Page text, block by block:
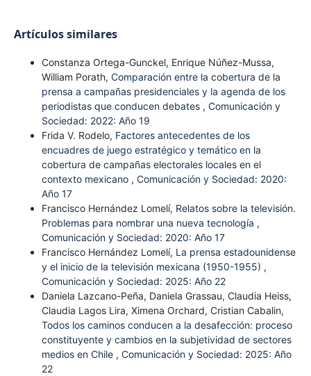
Artículos similares
Constanza Ortega-Gunckel, Enrique Núñez-Mussa,
William Porath, Comparación entre la cobertura de la
prensa a campañas presidenciales y la agenda de los
periodistas que conducen debates , Comunicación y
Sociedad: 2022: Año 19
Frida V. Rodelo, Factores antecedentes de los
encuadres de juego estratégico y temático en la
cobertura de campañas electorales locales en el
contexto mexicano , Comunicación y Sociedad: 2020:
Año 17
Francisco Hernández Lomelí, Relatos sobre la televisión.
Problemas para nombrar una nueva tecnología ,
Comunicación y Sociedad: 2020: Año 17
Francisco Hernández Lomelí, La prensa estadounidense
y el inicio de la televisión mexicana (1950-1955) ,
Comunicación y Sociedad: 2025: Año 22
Daniela Lazcano-Peña, Daniela Grassau, Claudia Heiss,
Claudia Lagos Lira, Ximena Orchard, Cristian Cabalin,
Todos los caminos conducen a la desafección: proceso
constituyente y cambios en la subjetividad de sectores
medios en Chile , Comunicación y Sociedad: 2025: Año
22